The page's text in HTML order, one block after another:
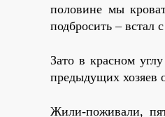
половине мы
подбросить – встал
Зато в красном
предыдущих хозяев
Жили-поживали,